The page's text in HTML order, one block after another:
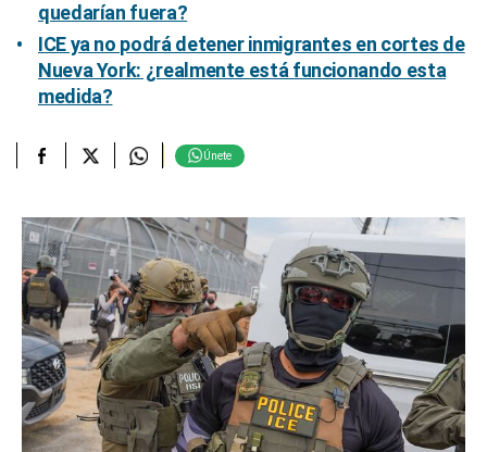
quedarían fuera?
ICE ya no podrá detener inmigrantes en cortes de
Nueva York: ¿realmente está funcionando esta
medida?
Únete